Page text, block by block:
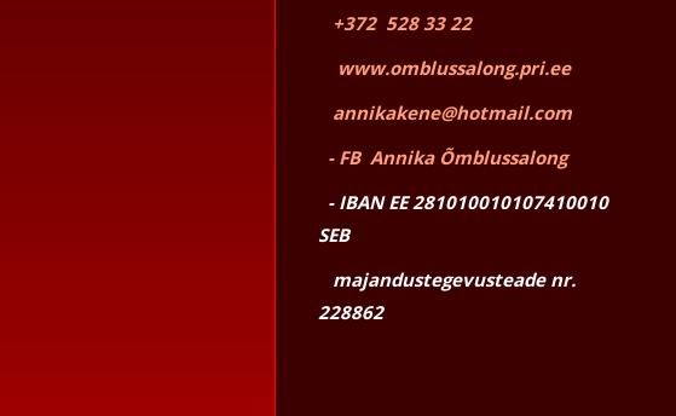
+372 528 33 22
www.omblussalong.pri.ee
annikakene@hotmail.com
- FB Annika Õmblussalong
- IBAN EE 281010010107410010
SEB
majandustegevusteade nr.
228862